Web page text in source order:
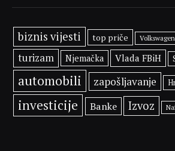
biznis vijesti top priče Volkswagen
turizam Njemačka Vlada FBiH
automobili zapošljavanje
investicije Banke Izvoz